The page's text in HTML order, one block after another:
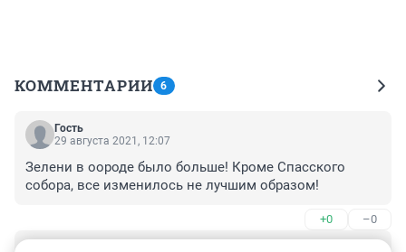
КОММЕНТАРИИ 6
Гость
29 августа 2021, 12:07
Зелени в оороде было больше! Кроме Спасского
собора, все изменилось не лучшим образом!
+0 –0